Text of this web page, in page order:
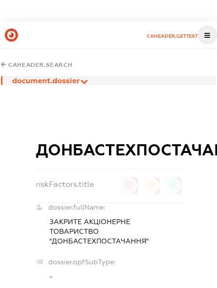
CAHEADER.GETTEST
CAHEADER.SEARCH
document.dossier
riskFactors.title
dossier.fullName:
ЗАКРИТЕ АКЦІОНЕРНЕ
ТОВАРИСТВО
"ДОНБАСТЕХПОСТАЧАННЯ"
dossier.opfSubType:
-